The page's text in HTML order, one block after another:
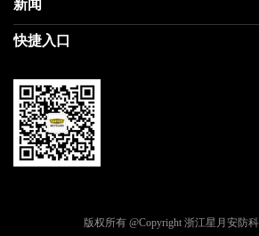
社会责任
在线留言
民用家装（零售）
民用内装（工程）
商用门
新闻
公司新闻
专题信息
快捷入口
联系我们
天猫商城
版权所有 @Copyright 浙江星月安防